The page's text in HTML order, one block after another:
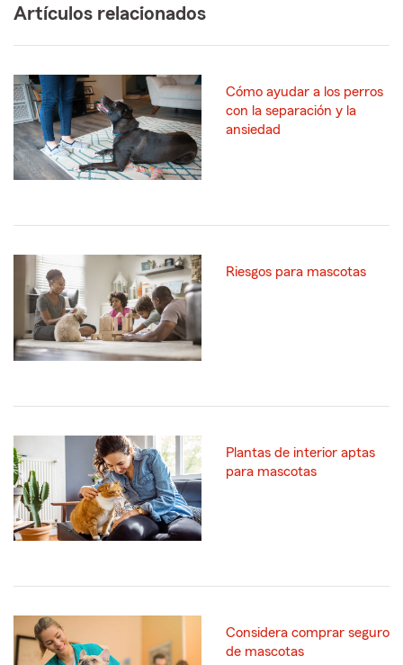
Artículos relacionados
Cómo ayudar a los perros
con la separación y la
ansiedad
Riesgos para mascotas
Plantas de interior aptas
para mascotas
Considera comprar seguro
de mascotas